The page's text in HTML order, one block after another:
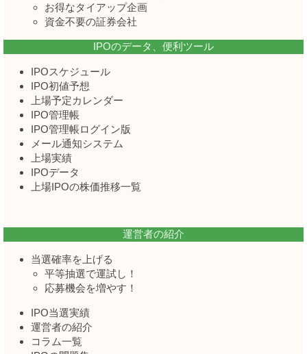
お得なタイアップ企画
資金不要の証券会社
IPOのデータ、便利ツール
IPOスケジュール
IPO初値予想
上場予定カレンダー
IPO管理帳
IPO管理帳ログイン版
メール通知システム
上場実績
IPOデータ
上場IPOの株価推移一覧
運営者の紹介
当選確率を上げる
平等抽選で運試し！
応募機会を増やす！
IPO当選実績
運営者の紹介
コラム一覧